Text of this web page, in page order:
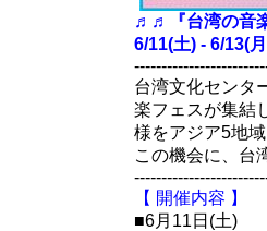
♬♬『台湾の音
6/11(土) - 6/13(
台湾文化センタ
楽フェスが集結
様をアジア5地
この機会に、台
【 開催内容 】
■6月11日(土)